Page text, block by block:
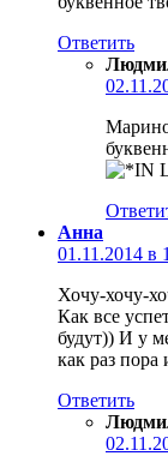
Ответить
Анна
01.11.2014 в
Хочу-хочу-
Как все
будут)) И у
как раз пора
Ответить